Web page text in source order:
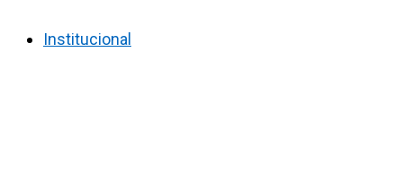
Institucional